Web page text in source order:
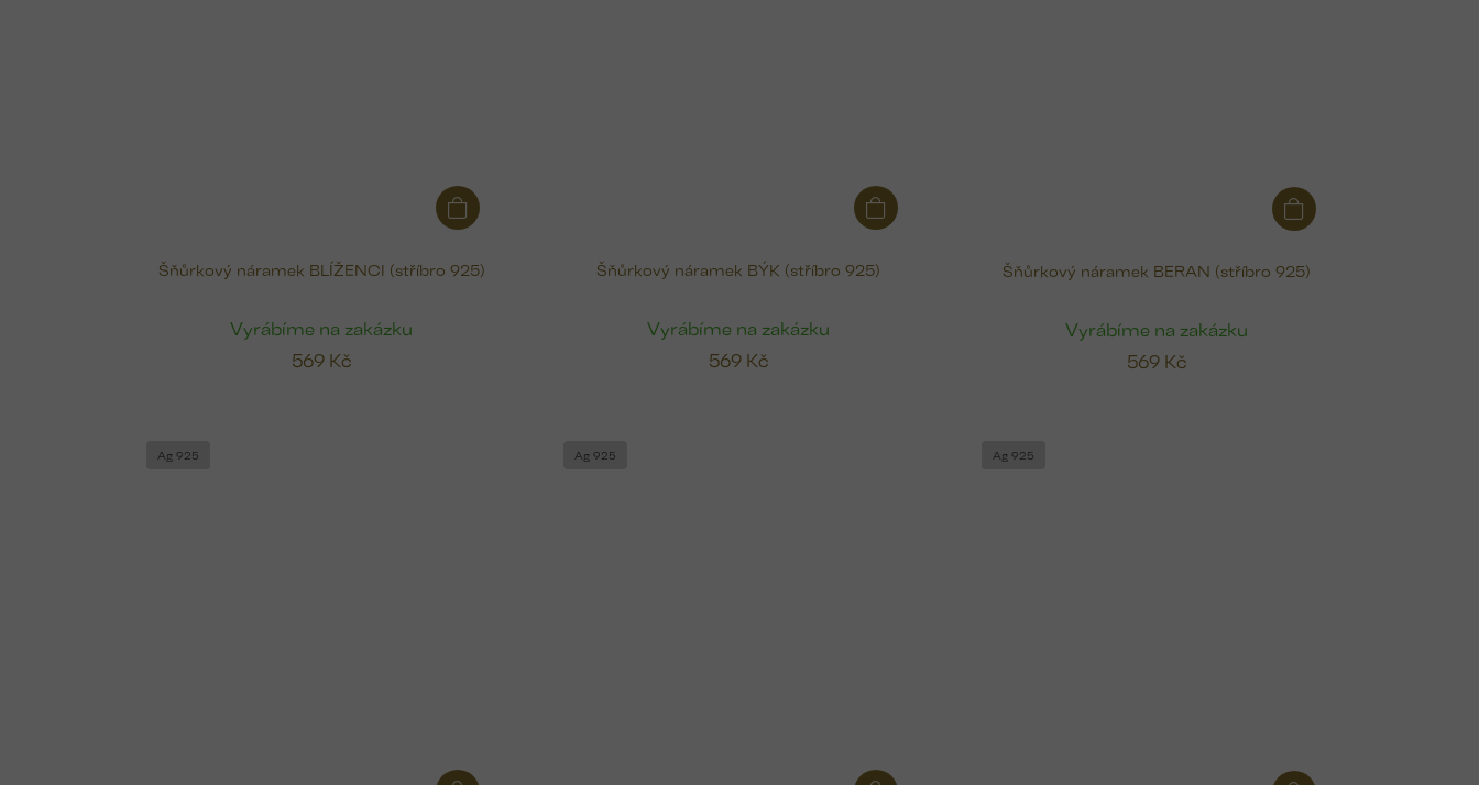
Šňůrkový náramek BLÍŽENCI (stříbro 925)
Vyrábíme na zakázku
569 Kč
Šňůrkový náramek BÝK (stříbro 925)
Vyrábíme na zakázku
569 Kč
Šňůrkový náramek BERAN (stříbro 925)
Vyrábíme na zakázku
569 Kč
Ag 925 Ag 925 Ag 925